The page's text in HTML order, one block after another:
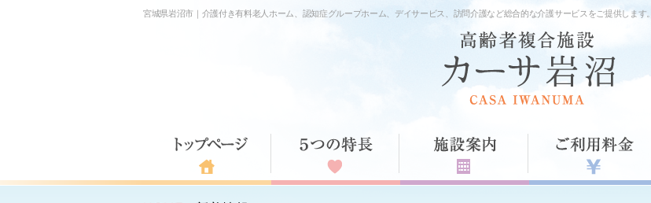
宮城県岩沼市｜介護付き有料老人ホーム、認知症グループホーム、デイサービス、訪問介護など総合的な介護サービスをご提供します。